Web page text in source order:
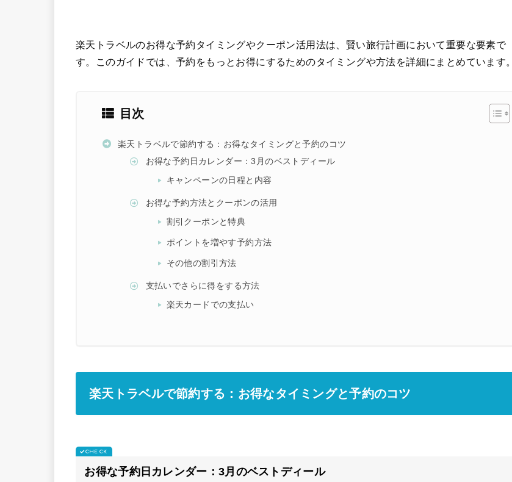
楽天トラベルのお得な予約タイミングやクーポン活用法は、賢い旅行計画において重要な要素で
す。このガイドでは、予約をもっとお得にするためのタイミングや方法を詳細にまとめています。
目次
楽天トラベルで節約する：お得なタイミングと予約のコツ
お得な予約日カレンダー：3月のベストディール
キャンペーンの日程と内容
お得な予約方法とクーポンの活用
割引クーポンと特典
ポイントを増やす予約方法
その他の割引方法
支払いでさらに得をする方法
楽天カードでの支払い
楽天トラベルで節約する：お得なタイミングと予約のコツ
お得な予約日カレンダー：3月のベストディール